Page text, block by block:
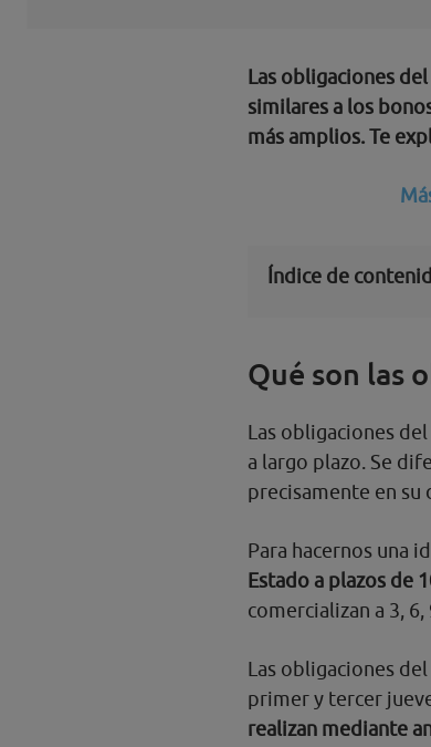
Las obligaciones
similares a los
más amplios. Te
Índice de
Qué son las
Las obligaciones
a largo plazo. Se
precisamente en su
Para hacernos una
Estado a plazos de
comercializan a 3,
Las obligaciones
primer y tercer
realizan mediante